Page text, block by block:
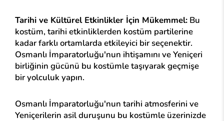
Tarihi ve Kültürel Etkinlikler İçin Mükemmel: Bu
kostüm, tarihi etkinliklerden kostüm partilerine
kadar farklı ortamlarda etkileyici bir seçenektir.
Osmanlı İmparatorluğu'nun ihtişamını ve Yeniçeri
birliğinin gücünü bu kostümle taşıyarak geçmişe
bir yolculuk yapın.
Osmanlı İmparatorluğu'nun tarihi atmosferini ve
Yeniçerilerin asil duruşunu bu kostümle üzerinizde